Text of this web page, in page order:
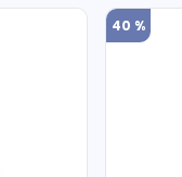
40 %